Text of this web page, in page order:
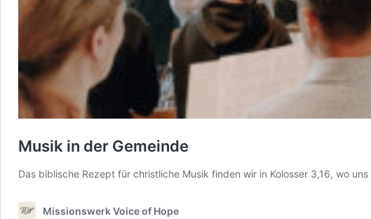
Musik in der Gemeinde
Das biblische Rezept für christliche Musik finden wir in Kolosser 3,16, wo
Missionswerk Voice of Hope